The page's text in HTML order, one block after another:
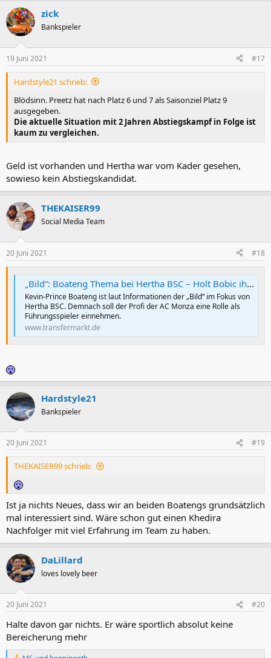
zick
Bankspieler
19 Juni 2021 #17
Hardstyle21 schrieb:
Blödsinn. Preetz hat nach Platz 6 und 7 als Saisonziel Platz 9
ausgegeben.
Die aktuelle Situation mit 2 Jahren Abstiegskampf in Folge ist
kaum zu vergleichen.
Geld ist vorhanden und Hertha war vom Kader gesehen,
sowieso kein Abstiegskandidat.
THEKAISER99
Social Media Team
20 Juni 2021 #18
„Bild“: Boateng Thema bei Hertha BSC – Holt Bobic ihn zum zweiten Mal ablösefrei?
Kevin-Prince Boateng ist laut Informationen der „Bild“ im Fokus von
Hertha BSC. Demnach soll der Profi der AC Monza eine Rolle als
Führungsspieler einnehmen.
www.transfermarkt.de
Hardstyle21
Bankspieler
20 Juni 2021 #19
THEKAISER99 schrieb:
Ist ja nichts Neues, dass wir an beiden Boatengs grundsätzlich
mal interessiert sind. Wäre schon gut einen Khedira
Nachfolger mit viel Erfahrung im Team zu haben.
DaLillard
loves lovely beer
20 Juni 2021 #20
Halte davon gar nichts. Er wäre sportlich absolut keine
Bereicherung mehr